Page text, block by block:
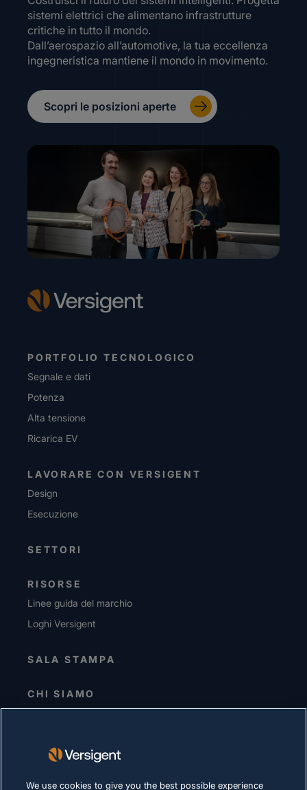
sistemi elettrici che alimentano infrastrutture
critiche in tutto il mondo.
Dall’aerospazio all’automotive, la tua eccellenza
ingegneristica mantiene il mondo in movimento.
Scopri le posizioni aperte
PORTFOLIO TECNOLOGICO
Segnale e dati
Potenza
Alta tensione
Ricarica EV
LAVORARE CON VERSIGENT
Design
Esecuzione
SETTORI
RISORSE
Linee guida del marchio
Loghi Versigent
SALA STAMPA
CHI SIAMO
Direzione senior
Fornitori
We use cookies to give you the best possible experience